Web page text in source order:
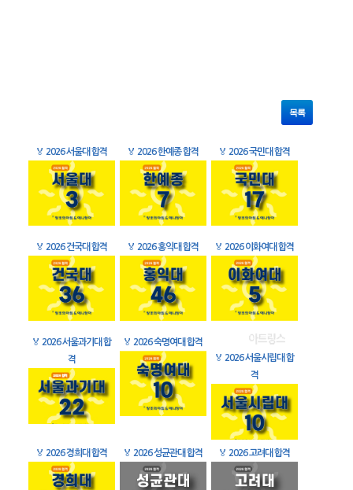
목록
🏅 2026 서울대 합격 🏅 2026 한예종 합격 🏅 2026 국민대 합격
🏅 2026 건국대 합격 🏅 2026 홍익대 합격 🏅 2026 이화여대 합격
🏅 2026 서울과기대 합
격
🏅 2026 숙명여대 합격
🏅 2026 서울시립대 합
격
🏅 2026 경희대 합격 🏅 2026 성균관대 합격 🏅 2026 고려대 합격